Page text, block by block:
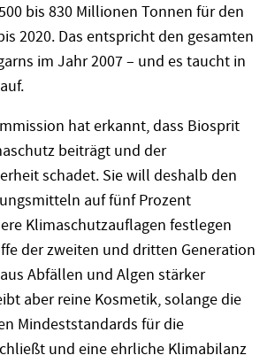
bis 830 Millionen Tonnen für den
2020. Das entspricht den gesamten
im Jahr 2007 – und es taucht in
hat erkannt, dass Biosprit
beiträgt und der
schadet. Sie will deshalb den
auf fünf Prozent
Klimaschutzauflagen festlegen
der zweiten und dritten Generation
Abfällen und Algen stärker
aber reine Kosmetik, solange die
Mindeststandards für die
und eine ehrliche Klimabilanz